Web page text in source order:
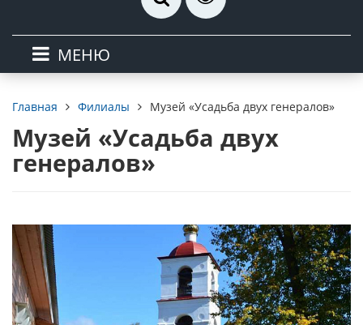
МЕНЮ
Главная Филиалы Музей «Усадьба двух генералов»
Музей «Усадьба двух
генералов»